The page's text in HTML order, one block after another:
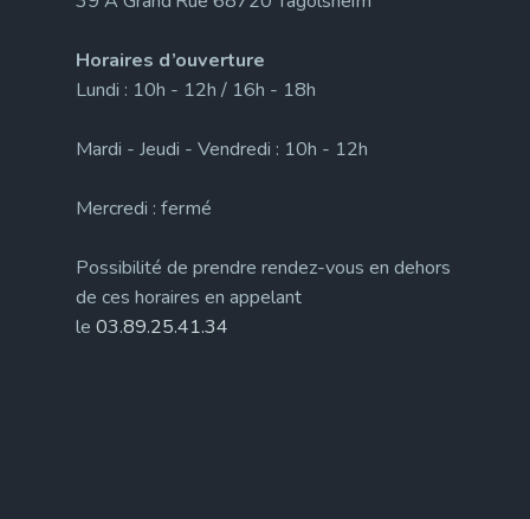
Horaires d’ouverture
Lundi : 10h - 12h / 16h - 18h
Mardi - Jeudi - Vendredi : 10h - 12h
Mercredi : fermé
Possibilité de prendre rendez-vous en dehors
de ces horaires en appelant
le 03.89.25.41.34